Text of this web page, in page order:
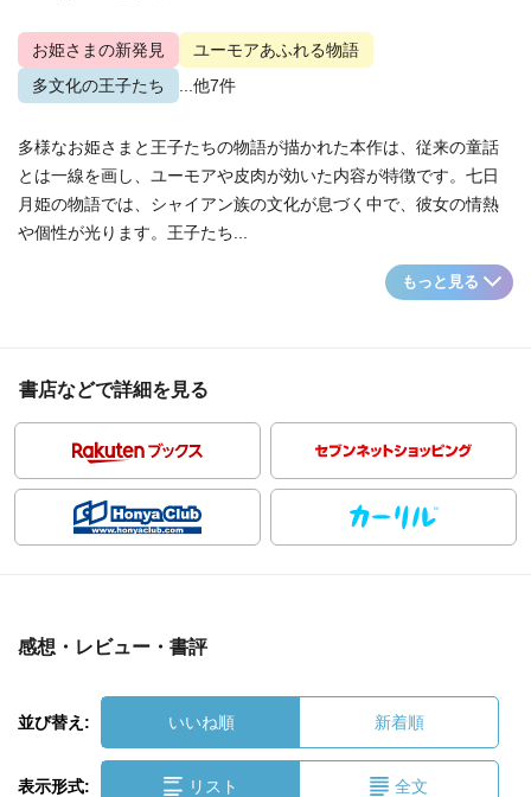
お姫さまの新発見
ユーモアあふれる物語
多文化の王子たち
...他7件
多様なお姫さまと王子たちの物語が描かれた本作は、従来の童話
とは一線を画し、ユーモアや皮肉が効いた内容が特徴です。七日
月姫の物語では、シャイアン族の文化が息づく中で、彼女の情熱
や個性が光ります。王子たち...
もっと見る
書店などで詳細を見る
感想・レビュー・書評
並び替え: いいね順 新着順
表示形式: リスト 全文